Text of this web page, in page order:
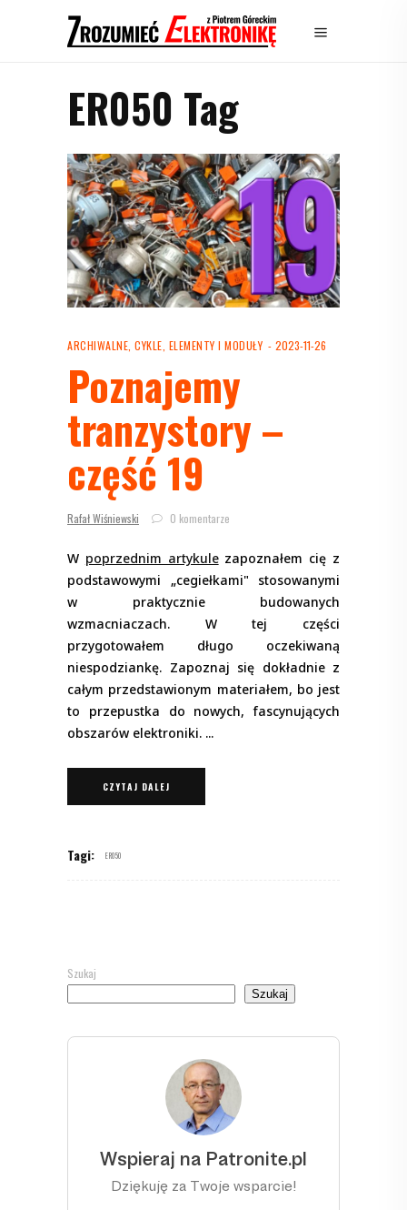
ER050 Tag
ARCHIWALNE CYKLE ELEMENTY I MODUŁY 2023-11-26
Poznajemy
tranzystory –
część 19
Rafał Wiśniewski 0 komentarze
W poprzednim artykulezapoznałem cię z
podstawowymi „cegiełkami" stosowanymi
w praktycznie budowanych
wzmacniaczach. W tej części
przygotowałem długo oczekiwaną
niespodziankę. Zapoznaj się dokładnie z
całym przedstawionym materiałem, bo jest
to przepustka do nowych, fascynujących
obszarów elektroniki.
CZYTAJ DALEJ
Tagi: ER050
Szukaj
Szukaj